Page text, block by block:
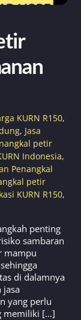
KURN R150,
, Jasa
petir
Indonesia,
Penangkal
petir
KURN R150,
penting
sambaran
mampu
di dalamnya
jasa
yang perlu
memiliki […]